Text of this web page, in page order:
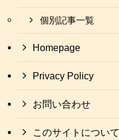
個別記事一覧
Homepage
Privacy Policy
お問い合わせ
このサイトについて